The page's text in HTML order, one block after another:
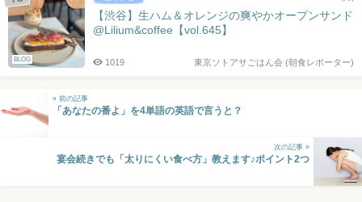
BLOG
【渋谷】生ハム＆オレンジの爽やかオープンサンド
@Lilium&coffee【vol.645】
東京ソトアサごはん会 (朝食レポーター)
1019
« 前の記事
「あなたの番よ」を4単語の英語で言うと？
次の記事 »
宴会続きでも「太りにくい食べ方」教えます♪ポイント2つ